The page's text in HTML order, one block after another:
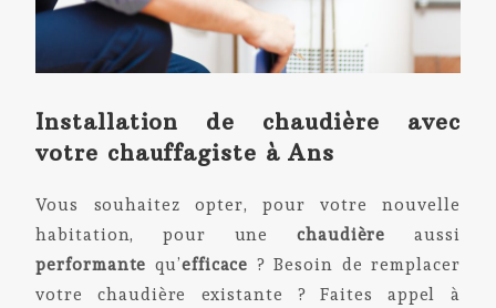
Installation de chaudière avec
votre chauffagiste à Ans
Vous souhaitez opter, pour votre nouvelle
habitation, pour unechaudière aussi
performante qu’efficace ? Besoin de remplacer
votre chaudière existante ? Faites appel à